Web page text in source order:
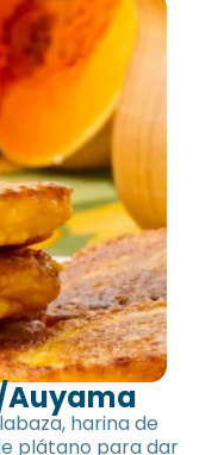
Auyama
harina de
plátano para dar